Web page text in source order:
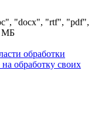
"docx", "rtf", "pdf",
МБ
обработки
на обработку своих